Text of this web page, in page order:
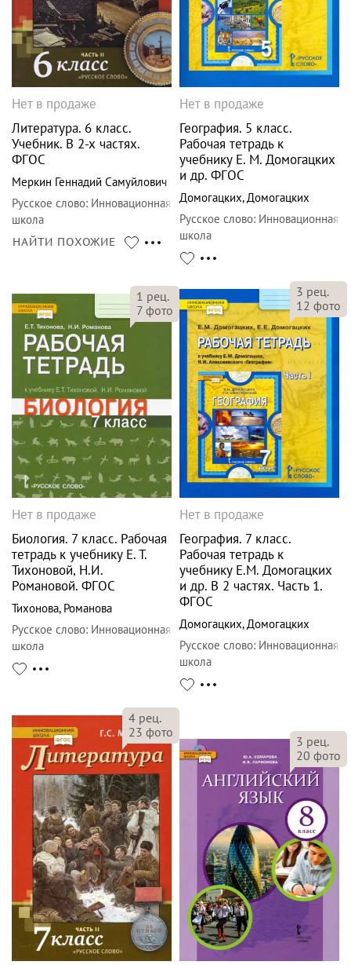
Нет в продаже
Литература. 6 класс.
Учебник. В 2-х частях.
ФГОС
Меркин Геннадий Самуйлович
Русское слово: Инновационная
школа
НАЙТИ ПОХОЖИЕ
Нет в продаже
География. 5 класс.
Рабочая тетрадь к
учебнику Е. М. Домогацких
и др. ФГОС
Домогацких, Домогацких
Русское слово: Инновационная
школа
1 рец.
7 фото
Нет в продаже
Биология. 7 класс. Рабочая
тетрадь к учебнику Е. Т.
Тихоновой, Н.И.
Романовой. ФГОС
Тихонова, Романова
Русское слово: Инновационная
школа
3 рец.
12 фото
Нет в продаже
География. 7 класс.
Рабочая тетрадь к
учебнику Е.М. Домогацких
и др. В 2 частях. Часть 1.
ФГОС
Домогацких,Домогацких
Русское слово: Инновационная
школа
4 рец.
23 фото
3 рец.
20 фото